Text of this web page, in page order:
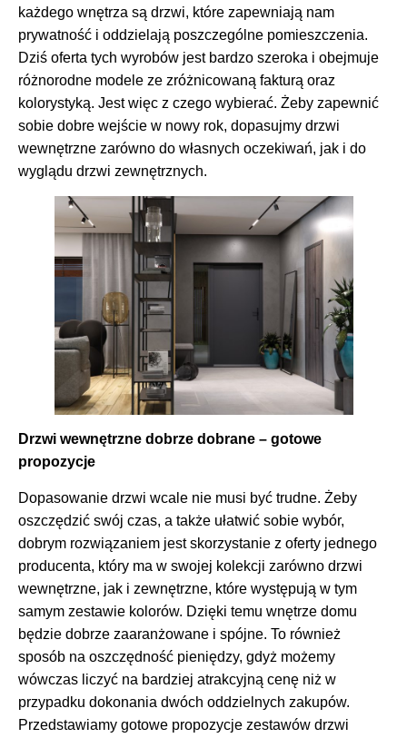
każdego wnętrza są drzwi, które zapewniają nam
prywatność i oddzielają poszczególne pomieszczenia.
Dziś oferta tych wyrobów jest bardzo szeroka i obejmuje
różnorodne modele ze zróżnicowaną fakturą oraz
kolorystyką. Jest więc z czego wybierać. Żeby zapewnić
sobie dobre wejście w nowy rok, dopasujmy drzwi
wewnętrzne zarówno do własnych oczekiwań, jak i do
wyglądu drzwi zewnętrznych.
Drzwi wewnętrzne dobrze dobrane – gotowe
propozycje
Dopasowanie drzwi wcale nie musi być trudne. Żeby
oszczędzić swój czas, a także ułatwić sobie wybór,
dobrym rozwiązaniem jest skorzystanie z oferty jednego
producenta, który ma w swojej kolekcji zarówno drzwi
wewnętrzne, jak i zewnętrzne, które występują w tym
samym zestawie kolorów. Dzięki temu wnętrze domu
będzie dobrze zaaranżowane i spójne. To również
sposób na oszczędność pieniędzy, gdyż możemy
wówczas liczyć na bardziej atrakcyjną cenę niż w
przypadku dokonania dwóch oddzielnych zakupów.
Przedstawiamy gotowe propozycje zestawów drzwi